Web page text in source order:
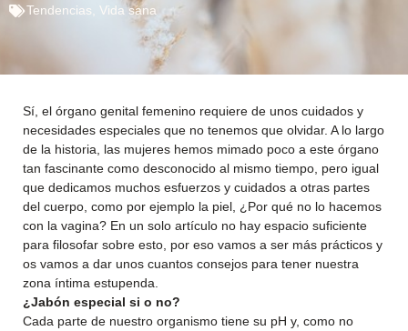
Tendencias Vida sana
Sí, el órgano genital femenino requiere de unos cuidados y
necesidades especiales que no tenemos que olvidar. A lo largo
de la historia, las mujeres hemos mimado poco a este órgano
tan fascinante como desconocido al mismo tiempo, pero igual
que dedicamos muchos esfuerzos y cuidados a otras partes
del cuerpo, como por ejemplo la piel, ¿Por qué no lo hacemos
con la vagina? En un solo artículo no hay espacio suficiente
para filosofar sobre esto, por eso vamos a ser más prácticos y
os vamos a dar unos cuantos consejos para tener nuestra
zona íntima estupenda.
¿Jabón especial si o no?
Cada parte de nuestro organismo tiene su pH y, como no